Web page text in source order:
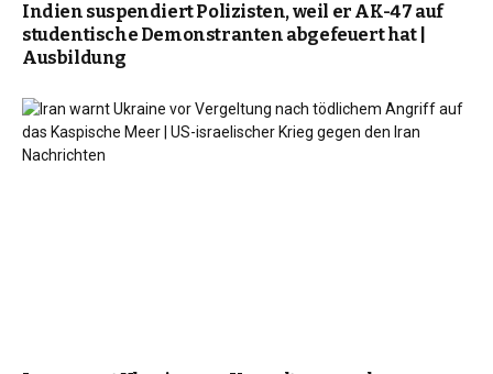
Indien suspendiert Polizisten, weil er AK-47 auf
studentische Demonstranten abgefeuert hat |
Ausbildung